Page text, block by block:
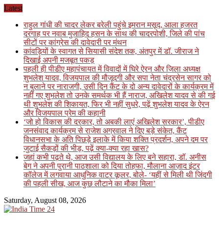
Skip
content
Latest
राहुल गांधी की चादर लेकर बरेली पहुंचे इमरान मसूद, आला हजरत
दरगाह पर नवाब मुजाहिद हसन के साथ की चादरपोशी, जिले की पांच
सीटों पर कांग्रेस की दावेदारी पर मंथन
कांवड़ियों के स्वागत से सियासी संदेश तक, अंतपुर में डॉ. जीराज ने
दिखाई अपनी मजबूत पकड़
पहली ही पीडीए महापंचायत में विवादों में घिरे ऐरन और जिला अध्यक्ष
शुभलेश यादव, विजयपाल की मौजूदगी और सपा नेता चंद्रसेन सागर को
न बुलाने पर नाराजगी, उसी दिन कैंट के दो अन्य दावेदारों के कार्यक्रम में
नहीं गए शुभलेश तो उनके समर्थक भी हैं नाराज, अखिलेश यादव से की गई
थी शुभलेश की शिकायत, फिर भी नहीं सुधरे, पढ़ें शुभलेश यादव के ऐरन
और विजयपाल प्रेम की कहानी
‘जो हो विकास की दरकार, तो अबकी लाएं अखिलेश सरकार’, पीडीए
जनसंवाद कार्यक्रम से राजेश अग्रवाल ने दिए बड़े संकेत, कैंट
विधानसभा के अति पिछड़े इलाके में किया शक्ति प्रदर्शन, अपने दम पर
जुटाई सैकड़ों की भीड़, पढ़ें क्या-क्या रहा खास?
जहां कभी पढ़ते थे, आज उसी विद्यालय के लिए बने सहारा, डॉ. अनीस
बेग ने अपनी पुरानी पाठशाला को दिया तोहफा, मौलाना आज़ाद इंटर
कॉलेज में लगवाया आधुनिक वाटर कूलर, बोले- ‘यहीं से मिली थी जिंदगी
की पहली सीख, आज कुछ लौटाने का मौका मिला’
Saturday, August 08, 2026